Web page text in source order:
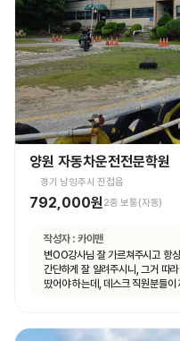
양원 자동차운전전문학원
경기 남양주시 진접읍
792,000원2종 보통(자동)
작성자 : 카이맨
변OO강사님 잘 가르쳐주시고 항
간단하게 잘 알려주시니, 그거 따라 하니 바
땄어야 하는데, 데스크 직원분들